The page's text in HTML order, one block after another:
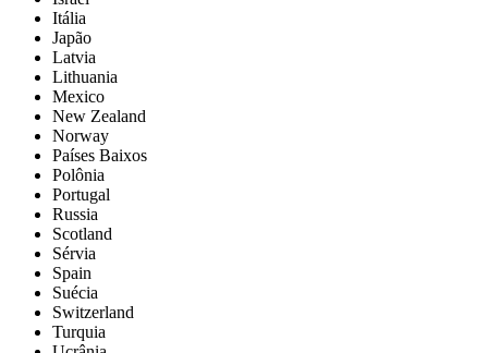
Itália
Japão
Latvia
Lithuania
Mexico
New Zealand
Norway
Países Baixos
Polônia
Portugal
Russia
Scotland
Sérvia
Spain
Suécia
Switzerland
Turquia